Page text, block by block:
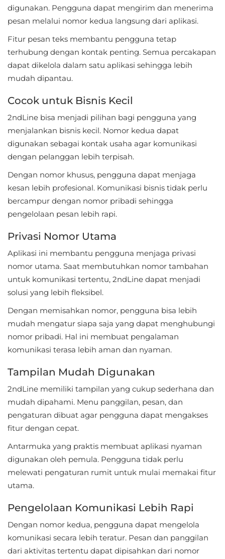
House
&
Home
Libraries
&
LifeStyle
Maps
&
Medical
Music
&
News
&
Magazines
Parenting
Personalisasi
Personalization
Photography
Productivity
Social
Sport
Sports
Tools
Travel
digunakan. Pengguna dapat mengirim dan menerima
pesan melalui nomor kedua langsung dari aplikasi.
Fitur pesan teks membantu pengguna tetap
terhubung dengan kontak penting. Semua percakapan
dapat dikelola dalam satu aplikasi sehingga lebih
mudah dipantau.
Cocok untuk Bisnis Kecil
2ndLine bisa menjadi pilihan bagi pengguna yang
menjalankan bisnis kecil. Nomor kedua dapat
digunakan sebagai kontak usaha agar komunikasi
dengan pelanggan lebih terpisah.
Dengan nomor khusus, pengguna dapat menjaga
kesan lebih profesional. Komunikasi bisnis tidak perlu
bercampur dengan nomor pribadi sehingga
pengelolaan pesan lebih rapi.
Privasi Nomor Utama
Aplikasi ini membantu pengguna menjaga privasi
nomor utama. Saat membutuhkan nomor tambahan
untuk komunikasi tertentu, 2ndLine dapat menjadi
solusi yang lebih fleksibel.
Dengan memisahkan nomor, pengguna bisa lebih
mudah mengatur siapa saja yang dapat menghubungi
nomor pribadi. Hal ini membuat pengalaman
komunikasi terasa lebih aman dan nyaman.
Tampilan Mudah Digunakan
2ndLine memiliki tampilan yang cukup sederhana dan
mudah dipahami. Menu panggilan, pesan, dan
pengaturan dibuat agar pengguna dapat mengakses
fitur dengan cepat.
Antarmuka yang praktis membuat aplikasi nyaman
digunakan oleh pemula. Pengguna tidak perlu
melewati pengaturan rumit untuk mulai memakai fitur
utama.
Pengelolaan Komunikasi Lebih Rapi
Dengan nomor kedua, pengguna dapat mengelola
komunikasi secara lebih teratur. Pesan dan panggilan
dari aktivitas tertentu dapat dipisahkan dari nomor